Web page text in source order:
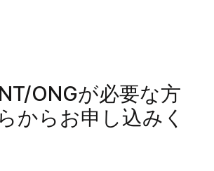
ONGが必要な方
からお申し込みく